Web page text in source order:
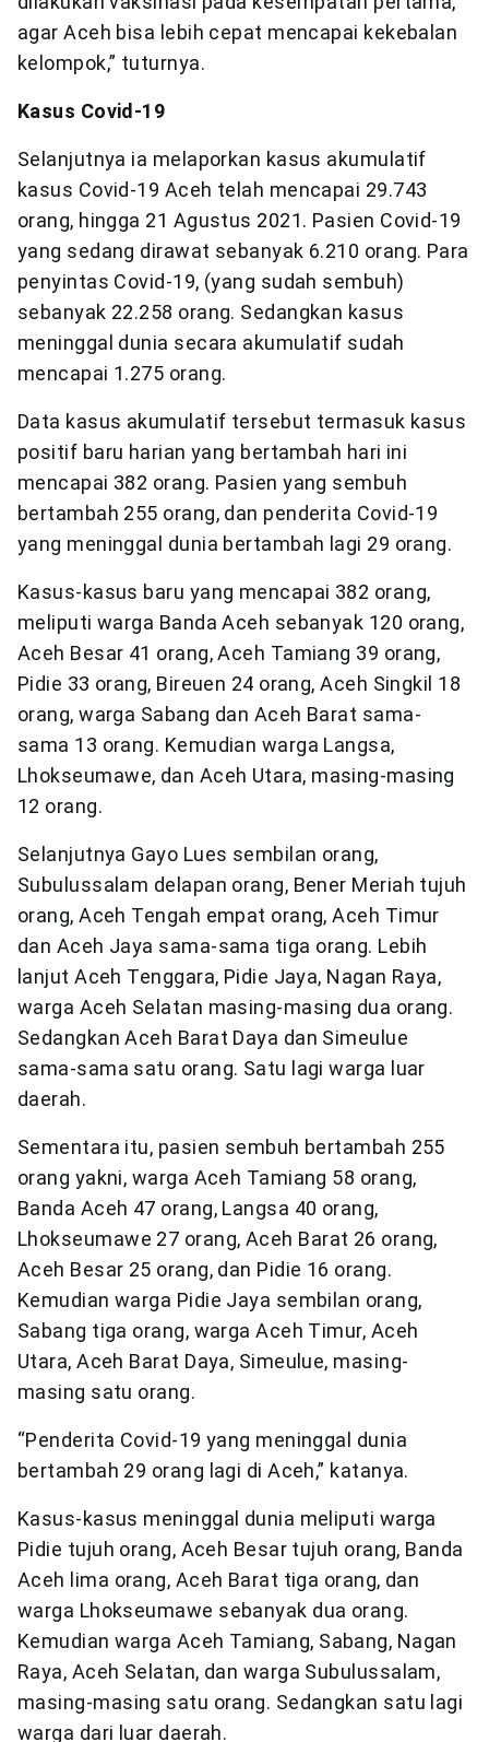
agar Aceh bisa lebih cepat mencapai kekebalan
kelompok,” tuturnya.
Kasus Covid-19
Selanjutnya ia melaporkan kasus akumulatif
kasus Covid-19 Aceh telah mencapai 29.743
orang, hingga 21 Agustus 2021. Pasien Covid-19
yang sedang dirawat sebanyak 6.210 orang. Para
penyintas Covid-19, (yang sudah sembuh)
sebanyak 22.258 orang. Sedangkan kasus
meninggal dunia secara akumulatif sudah
mencapai 1.275 orang.
Data kasus akumulatif tersebut termasuk kasus
positif baru harian yang bertambah hari ini
mencapai 382 orang. Pasien yang sembuh
bertambah 255 orang, dan penderita Covid-19
yang meninggal dunia bertambah lagi 29 orang.
Kasus-kasus baru yang mencapai 382 orang,
meliputi warga Banda Aceh sebanyak 120 orang,
Aceh Besar 41 orang, Aceh Tamiang 39 orang,
Pidie 33 orang, Bireuen 24 orang, Aceh Singkil 18
orang, warga Sabang dan Aceh Barat sama-
sama 13 orang. Kemudian warga Langsa,
Lhokseumawe, dan Aceh Utara, masing-masing
12 orang.
Selanjutnya Gayo Lues sembilan orang,
Subulussalam delapan orang, Bener Meriah tujuh
orang, Aceh Tengah empat orang, Aceh Timur
dan Aceh Jaya sama-sama tiga orang. Lebih
lanjut Aceh Tenggara, Pidie Jaya, Nagan Raya,
warga Aceh Selatan masing-masing dua orang.
Sedangkan Aceh Barat Daya dan Simeulue
sama-sama satu orang. Satu lagi warga luar
daerah.
Sementara itu, pasien sembuh bertambah 255
orang yakni, warga Aceh Tamiang 58 orang,
Banda Aceh 47 orang, Langsa 40 orang,
Lhokseumawe 27 orang, Aceh Barat 26 orang,
Aceh Besar 25 orang, dan Pidie 16 orang.
Kemudian warga Pidie Jaya sembilan orang,
Sabang tiga orang, warga Aceh Timur, Aceh
Utara, Aceh Barat Daya, Simeulue, masing-
masing satu orang.
“Penderita Covid-19 yang meninggal dunia
bertambah 29 orang lagi di Aceh,” katanya.
Kasus-kasus meninggal dunia meliputi warga
Pidie tujuh orang, Aceh Besar tujuh orang, Banda
Aceh lima orang, Aceh Barat tiga orang, dan
warga Lhokseumawe sebanyak dua orang.
Kemudian warga Aceh Tamiang, Sabang, Nagan
Raya, Aceh Selatan, dan warga Subulussalam,
masing-masing satu orang. Sedangkan satu lagi
warga dari luar daerah.